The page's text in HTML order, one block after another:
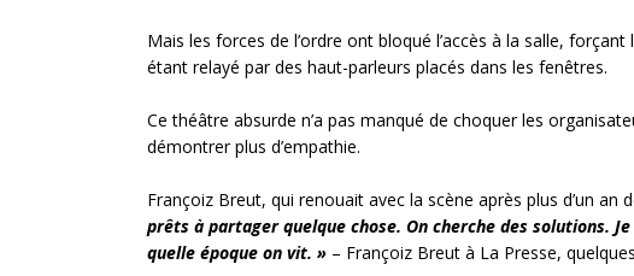
Mais les forces de l’ordre ont bloqué l’accès à la salle,
étant relayé par des haut-parleurs placés dans les fenêtres.
Ce théâtre absurde n’a pas manqué de choquer les
démontrer plus d’empathie.
Françoiz Breut, qui renouait avec la scène après plus d’un
prêts à partager quelque chose. On cherche des solutions.
quelle époque on vit. » – Françoiz Breut à La Presse,